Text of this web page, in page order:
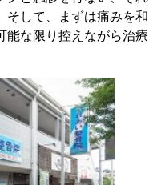
そして、まずは痛みを和
能な限り控えながら治療